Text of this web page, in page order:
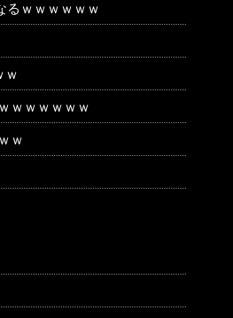
るｗｗｗｗｗｗ
ｗ
ｗｗｗｗｗｗ
ｗ